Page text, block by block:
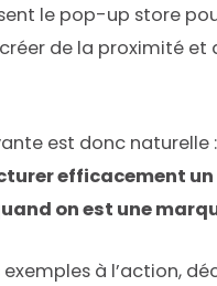
le pop-up store
de la proximité et
est donc naturelle :
efficacement un
on est une
exemples à l’action,